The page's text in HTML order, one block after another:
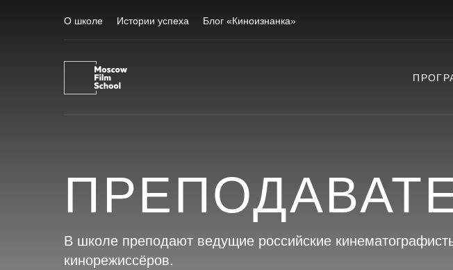
О школе Истории успеха Блог «Киноизнанка»
В школе преподают ведущие российские
кинорежиссёров.